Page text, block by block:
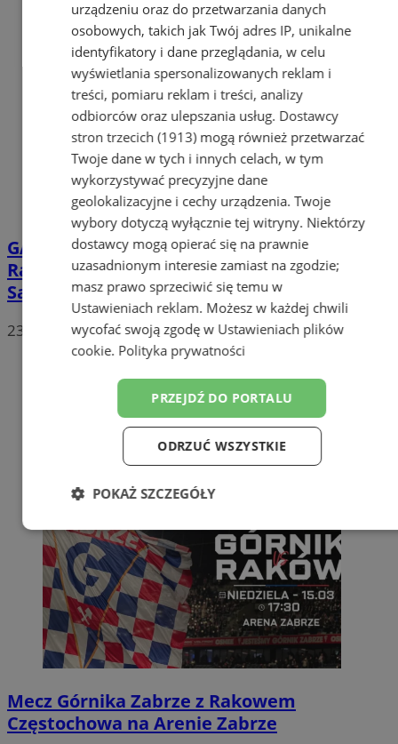
GALERIAGórnik Zabrze zwyciężył 3:1 z
Rakowem Częstochowa. Dwie bramki
Sadílka
23
Mecz Górnika Zabrze z Rakowem
Częstochowa na Arenie Zabrze
urządzeniu oraz do przetwarzania danych
osobowych, takich jak Twój adres IP, unikalne
identyfikatory i dane przeglądania, w celu
wyświetlania spersonalizowanych reklam i
treści, pomiaru reklam i treści, analizy
odbiorców oraz ulepszania usług. Dostawcy
stron trzecich (1913)mogą również przetwarzać
Twoje dane w tych i innych celach, w tym
wykorzystywać precyzyjne dane
geolokalizacyjne i cechy urządzenia. Twoje
wybory dotyczą wyłącznie tej witryny. Niektórzy
dostawcy mogą opierać się na prawnie
uzasadnionym interesie zamiast na zgodzie;
masz prawo sprzeciwić się temu w
Ustawieniach reklam. Możesz w każdej chwili
wycofać swoją zgodę w Ustawieniach plików
cookie. Polityka prywatności
PRZEJDŹ DO PORTALU
ODRZUĆ WSZYSTKIE
POKAŻ SZCZEGÓŁY
Niezbędne Wydajność Targetowanie
Funkcjonalność Niesklasyfikowane
Niezbędne Wydajność
Targetowanie